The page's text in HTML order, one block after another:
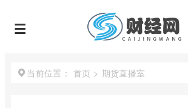
当前位置： 首页 > 期货直播室